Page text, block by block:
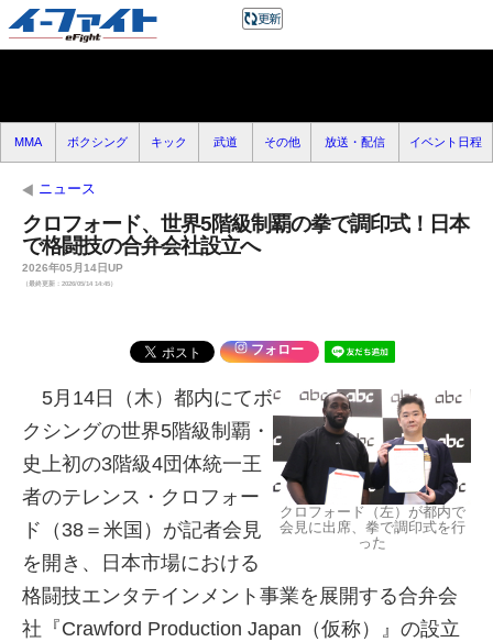
MMA ボクシング キック 武道 その他 放送・配信 イベント日程
ニュース
クロフォード、世界5階級制覇の拳で調印式！日本
で格闘技の合弁会社設立へ
2026年05月14日UP
（最終更新：2026/05/14 14:45）
フォロー
クロフォード（左）が都内で
会見に出席、拳で調印式を行
った
5月14日（木）都内にてボ
クシングの世界5階級制覇・
史上初の3階級4団体統一王
者のテレンス・クロフォー
ド（38＝米国）が記者会見
を開き、日本市場における
格闘技エンタテインメント事業を展開する合弁会
社『Crawford Production Japan（仮称）』の設立